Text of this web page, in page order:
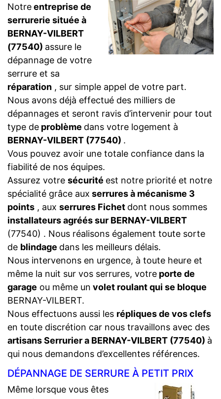
Notreentreprise de
serrurerie située à
BERNAY-VILBERT
(77540) assure le
dépannage de votre
serrure et sa
réparation , sur simple appel de votre part.
Nous avons déjà effectué des milliers de
dépannages et seront ravis d’intervenir pour tout
type de problème dans votre logement à
BERNAY-VILBERT (77540) .
Vous pouvez avoir une totale confiance dans la
fiabilité de nos équipes.
Assurez votre sécurité est notre priorité et notre
spécialité grâce aux serrures à mécanisme 3
points , aux serrures Fichet dont nous sommes
installateurs agréés sur BERNAY-VILBERT
(77540) . Nous réalisons également toute sorte
de blindage dans les meilleurs délais.
Nous intervenons en urgence, à toute heure et
même la nuit sur vos serrures, votre porte de
garage ou même un volet roulant qui se bloque
BERNAY-VILBERT.
Nous effectuons aussi les répliques de vos clefs
en toute discrétion car nous travaillons avec des
artisans Serrurier a BERNAY-VILBERT (77540) à
qui nous demandons d’excellentes références.
DÉPANNAGE DE SERRURE À PETIT PRIX
Même lorsque vous êtes